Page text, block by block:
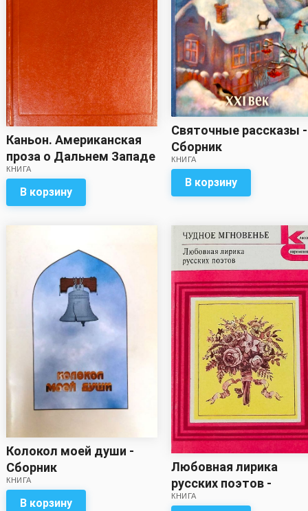
Каньон. Американская
проза о Дальнем Западе
- Сборник
КНИГА
В корзину
Святочные рассказы -
Сборник
КНИГА
В корзину
Колокол моей души -
Сборник
КНИГА
В корзину
Любовная лирика
русских поэтов -
Сборник
КНИГА